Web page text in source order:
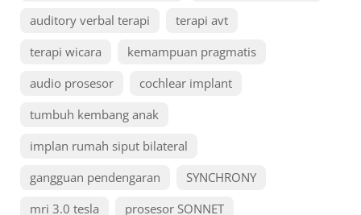
auditory verbal terapi
terapi avt
terapi wicara
kemampuan pragmatis
audio prosesor
cochlear implant
tumbuh kembang anak
implan rumah siput bilateral
gangguan pendengaran
SYNCHRONY
mri 3.0 tesla
prosesor SONNET